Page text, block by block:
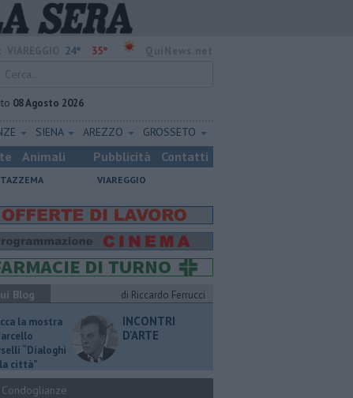
24° 35°
08 Agosto 2026
SIENA AREZZO GROSSETO
Animali Pubblicità Contatti
VIAREGGIO
Blog
di Riccardo Ferrucci
la mostra
“Dialoghi
città"
INCONTRI
D'ARTE
Condoglianze